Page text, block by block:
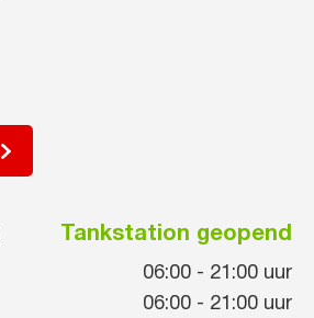
Tankstation geopend
06:00 - 21:00 uur
06:00 - 21:00 uur